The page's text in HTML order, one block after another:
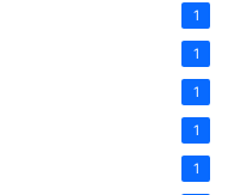
1
1
1
1
1